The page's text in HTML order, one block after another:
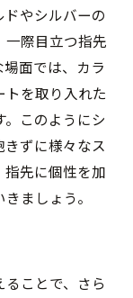
やシルバーの
一際目立つ指先
面では、カラ
トを取り入れた
このようにシ
ずに様々なス
先に個性を加
ましょう。
ことで、さら